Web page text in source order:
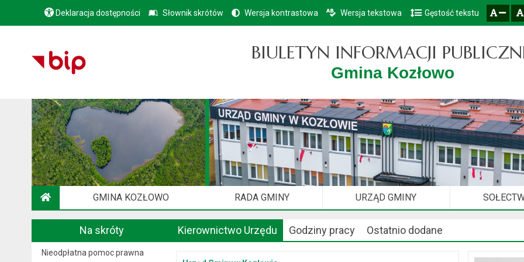
Przejdź do głównego menu
Przejdź do treści
Przejdź do mapy serwisu
Deklaracja dostępności Słownik skrótów Wersja kontrastowa Wersja tekstowa Gęstość tekstu
BIULETYN INFORMACJI
Gmina Kozłowo
GMINA KOZŁOWO RADA GMINY URZĄD GMINY
Na skróty
Nieodpłatna pomoc prawna
Kierownictwo Urzędu Godziny pracy Ostatnio dodane